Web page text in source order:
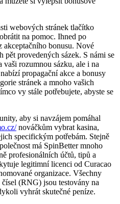
webových stránek tlačítko
na pomoc. Ihned po
akceptačního bonusu. Nové
provedených sázek. S námi se
vaši rozumnou sázku, ale i na
propagační akce a bonusy
stránek a mnoho vašich
vy stále potřebujete, abyste se
aby si navzájem pomáhal
nováčkům vybrat kasina,
specifickým potřebám. Stejně
má SpinBetter mnoho
profesionálních účtů, tipů a
legitimní licenci od Curacao
organizace. Všechny
(RNG) jsou testovány na
vyhrát skutečné peníze.